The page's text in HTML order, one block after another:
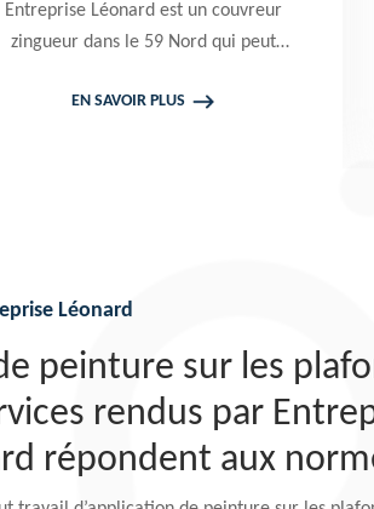
Entreprise Léonard est un couvreur
zingueur dans le 59 Nord qui peut
effectuer un changement gouttière
EN SAVOIR PLUS
Léonard
peinture sur les
rendus par
répondent aux